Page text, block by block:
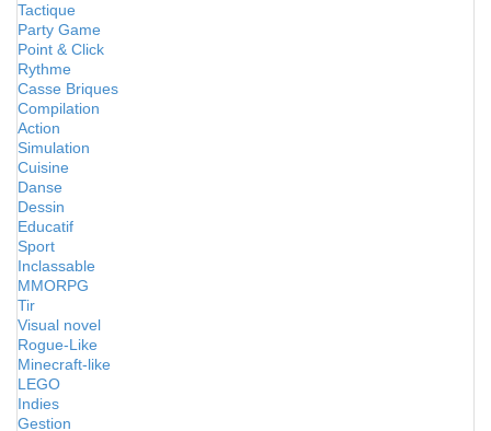
Tactique
Party Game
Point & Click
Rythme
Casse Briques
Compilation
Action
Simulation
Cuisine
Danse
Dessin
Educatif
Sport
Inclassable
MMORPG
Tir
Visual novel
Rogue-Like
Minecraft-like
LEGO
Indies
Gestion